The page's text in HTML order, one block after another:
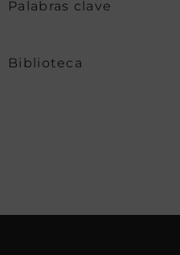
Palabras clave
Biblioteca